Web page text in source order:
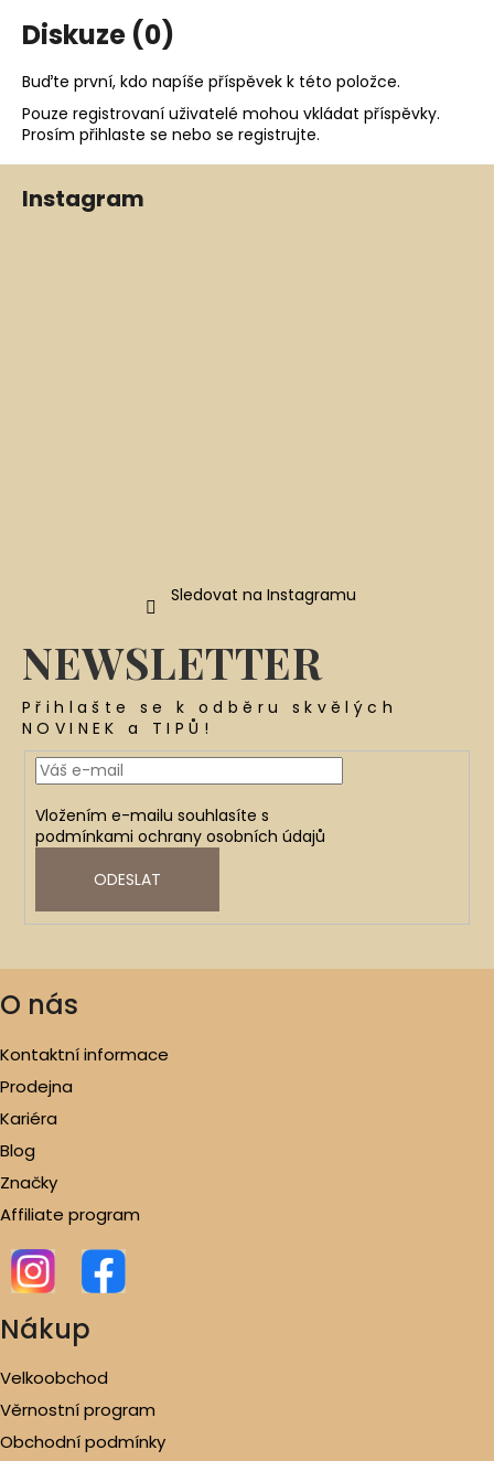
Diskuze (0)
Buďte první, kdo napíše příspěvek k této položce.
Pouze registrovaní uživatelé mohou vkládat příspěvky.
Prosím přihlaste se nebo se registrujte.
Instagram
Sledovat na Instagramu
NEWSLETTER
Přihlašte se k odběru skvělých
NOVINEK a TIPŮ!
Vložením e-mailu souhlasíte s
podmínkami ochrany osobních údajů
ODESLAT
O nás
Kontaktní informace
Prodejna
Kariéra
Blog
Značky
Affiliate program
Nákup
Velkoobchod
Věrnostní program
Obchodní podmínky